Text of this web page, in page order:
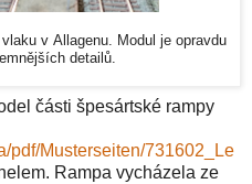
v Allagenu. Modul je opravdu
detailů.
části špesártské rampy
pdf/Musterseiten/731602_Le
Rampa vycházela ze